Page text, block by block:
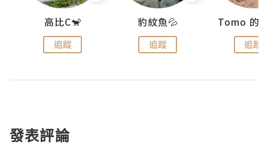
高比C🐒
追蹤
豹紋魚💦
追蹤 追蹤
發表評論